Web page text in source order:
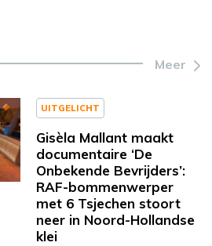
Meer
UITGELICHT
Gisèla Mallant maakt
documentaire ‘De
Onbekende Bevrijders’:
RAF-bommenwerper
met 6 Tsjechen stoort
neer in Noord-Hollandse
klei